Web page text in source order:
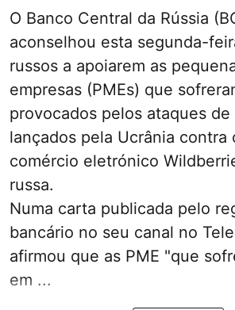
O Banco Central da Rússia
aconselhou esta segunda-
russos a apoiarem as
empresas (PMEs) que
provocados pelos ataques de
lançados pela Ucrânia contra
comércio eletrónico
russa.
Numa carta publicada pelo
bancário no seu canal no
afirmou que as PME "que
em ...